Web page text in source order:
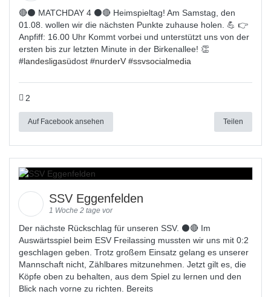
🔴⚫ MATCHDAY 4 ⚫🔴 Heimspieltag! Am Samstag, den
01.08. wollen wir die nächsten Punkte zuhause holen. 💪 👉
Anpfiff: 16.00 Uhr Kommt vorbei und unterstützt uns von der
ersten bis zur letzten Minute in der Birkenallee! 👏
#landesligasüdost #nurderV #ssvsocialmedia
2
Auf Facebook ansehen Teilen
SSV Eggenfelden
1 Woche 2 tage vor
Der nächste Rückschlag für unseren SSV. ⚫🔴 Im
Auswärtsspiel beim ESV Freilassing mussten wir uns mit 0:2
geschlagen geben. Trotz großem Einsatz gelang es unserer
Mannschaft nicht, Zählbares mitzunehmen. Jetzt gilt es, die
Köpfe oben zu behalten, aus dem Spiel zu lernen und den
Blick nach vorne zu richten. Bereits